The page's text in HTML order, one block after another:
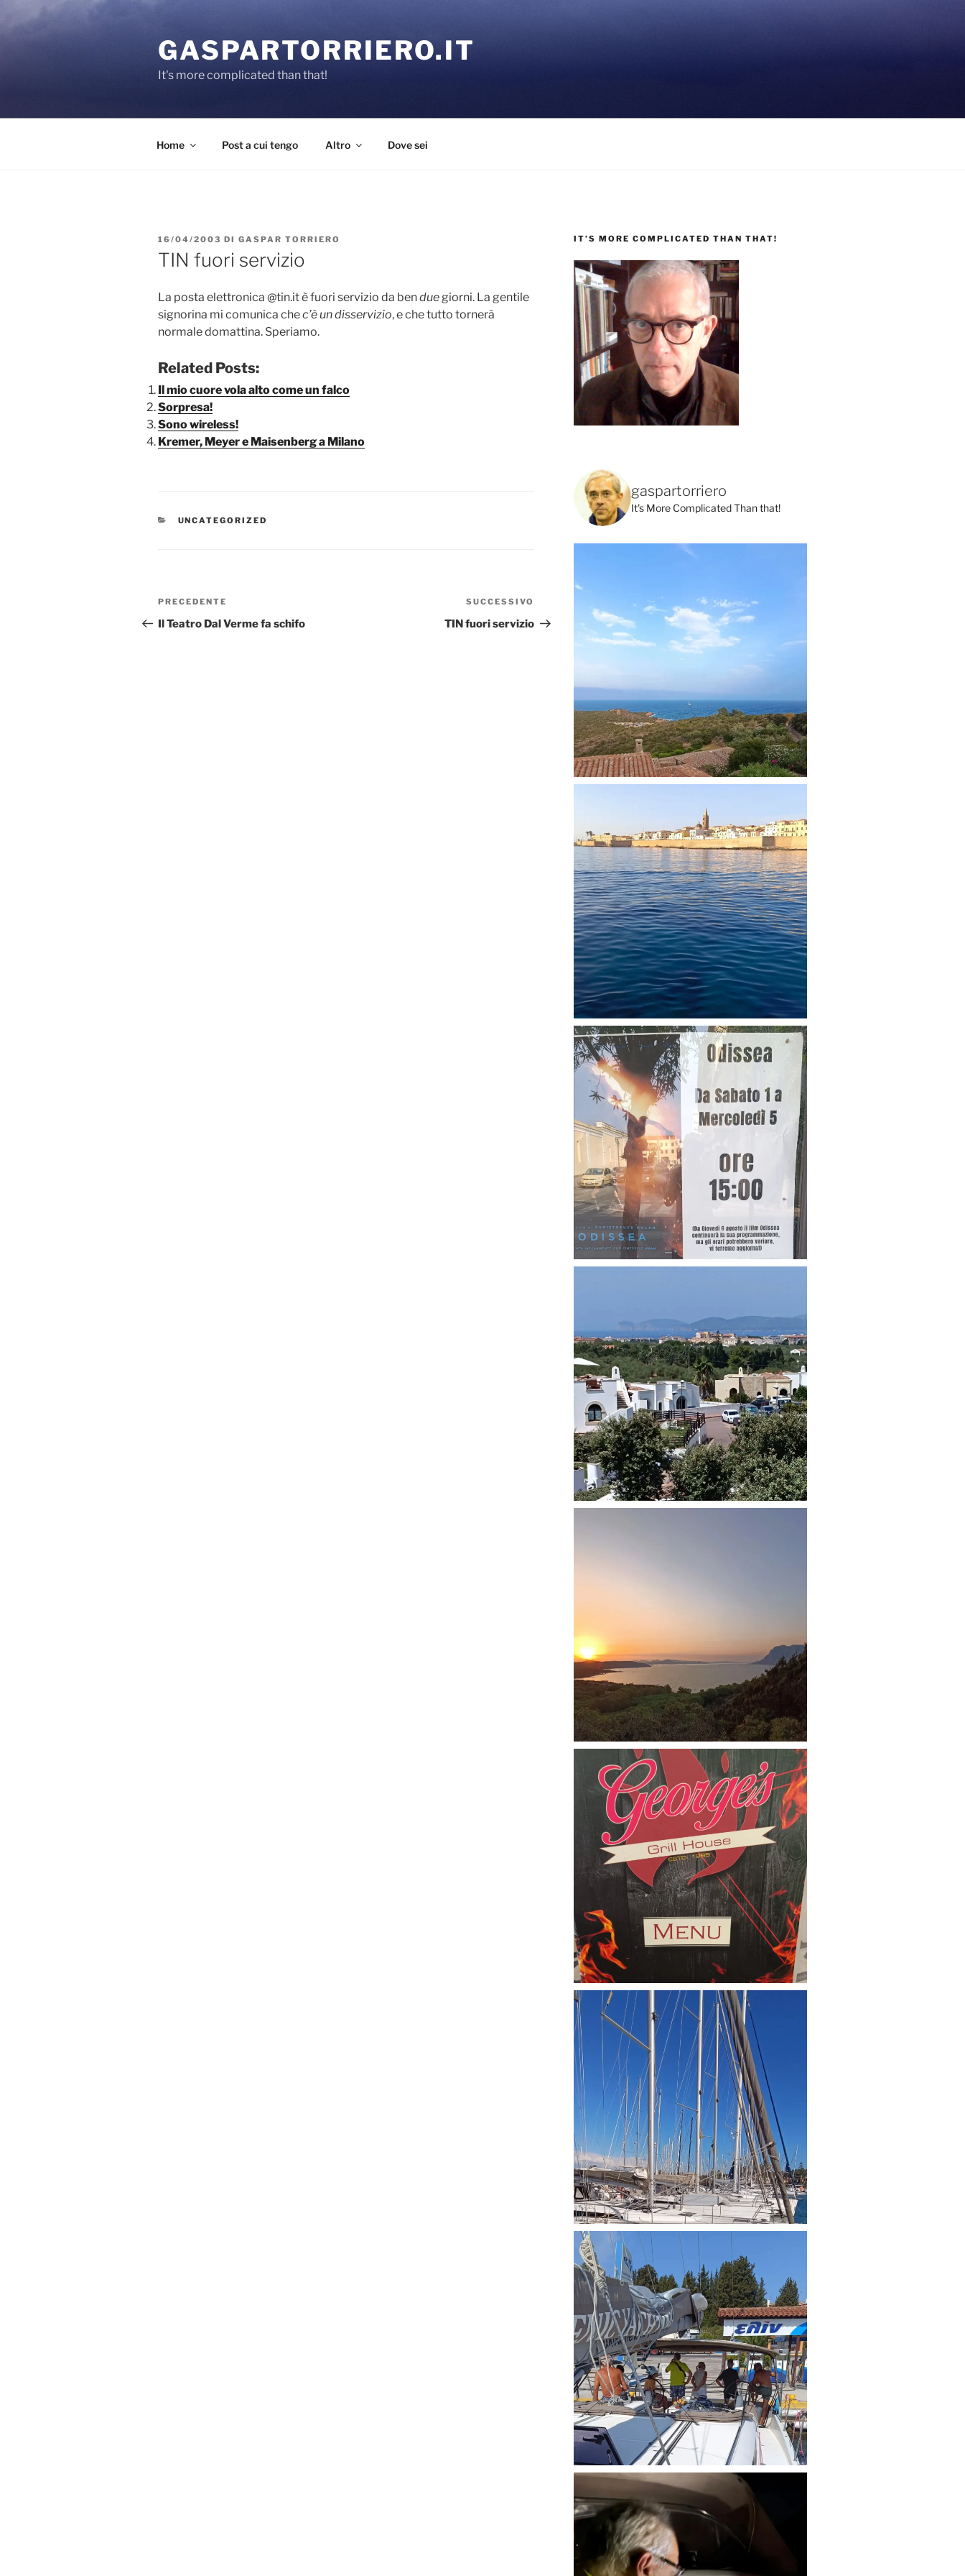
GASPARTORRIERO.IT
It's more complicated than that!
Home Post a cui tengo Altro Dove sei
PUBBLICATO
IL
16/04/2003 DI GASPAR TORRIERO
TIN fuori servizio
La posta elettronica @tin.it è fuori servizio da benduegiorni. La gentile
signorina mi comunica chec’è un disservizio, e che tutto tornerà
normale domattina. Speriamo.
Related Posts:
Il mio cuore vola alto come un falco
Sorpresa!
Sono wireless!
Kremer, Meyer e Maisenberg a Milano
CATEGORIE
UNCATEGORIZED
Navigazione
articoli
Articolo
precedente:
PRECEDENTE
Il Teatro Dal Verme fa schifo
successivo
SUCCESSIVO
TIN fuori servizio
IT’S MORE COMPLICATED THAN THAT!
gaspartorriero
It's More Complicated Than that!